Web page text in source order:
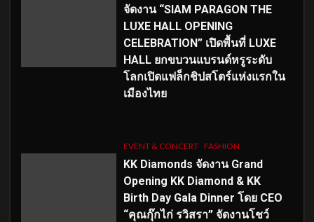
จัดงาน “SIAM PARAGON THE
LUXE HALL OPENING
CELEBRATION” เปิดพื้นที่ LUXE
HALL ยกขบวนแบรนด์หรูระดับ
โลกเปิดแฟล็กชิปสโตร์แห่งแรกใน
เมืองไทย
EVENT & CONCERT FASHION
KK Diamonds จัดงาน Grand
Opening KK Diamond & KK
Birth Day Gala Dinner โดย CEO
“คุณกุ๊กไก่ รวิสรา” จัดงานโชว์